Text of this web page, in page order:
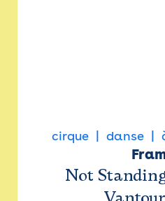
cirque danse
Not